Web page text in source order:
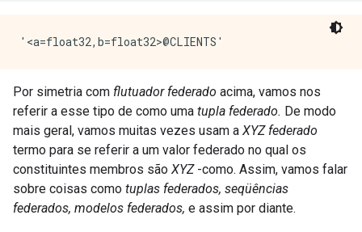
Por simetria com flutuador federado acima, vamos nos
referir a esse tipo de como uma tupla federado. De modo
mais geral, vamos muitas vezes usam a XYZ federado
termo para se referir a um valor federado no qual os
constituintes membros são XYZ-como. Assim, vamos falar
sobre coisas como tuplas federados, seqüências
federados, modelos federados, e assim por diante.